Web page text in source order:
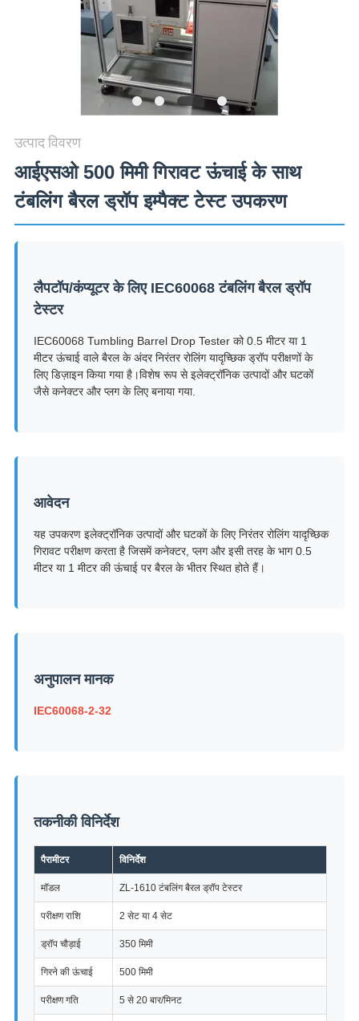
SITEMAP
PRIVACY
POLICY
उत्पाद विवरण
आईएसओ 500 मिमी गिरावट ऊंचाई के साथ
टंबलिंग बैरल ड्रॉप इम्पैक्ट टेस्ट उपकरण
लैपटॉप/कंप्यूटर के लिए IEC60068 टंबलिंग बैरल ड्रॉप
टेस्टर
IEC60068 Tumbling Barrel Drop Tester को 0.5 मीटर या 1
मीटर ऊंचाई वाले बैरल के अंदर निरंतर रोलिंग यादृच्छिक ड्रॉप परीक्षणों के
लिए डिज़ाइन किया गया है।विशेष रूप से इलेक्ट्रॉनिक उत्पादों और घटकों
जैसे कनेक्टर और प्लग के लिए बनाया गया.
आवेदन
यह उपकरण इलेक्ट्रॉनिक उत्पादों और घटकों के लिए निरंतर रोलिंग यादृच्छिक
गिरावट परीक्षण करता है जिसमें कनेक्टर, प्लग और इसी तरह के भाग 0.5
मीटर या 1 मीटर की ऊंचाई पर बैरल के भीतर स्थित होते हैं।
अनुपालन मानक
IEC60068-2-32
तकनीकी विनिर्देश
पैरामीटर विनिर्देश
मॉडल ZL-1610 टंबलिंग बैरल ड्रॉप टेस्टर
परीक्षण राशि 2 सेट या 4 सेट
ड्रॉप चौड़ाई 350 मिमी
गिरने की ऊंचाई 500 मिमी
परीक्षण गति 5 से 20 बार/मिनट